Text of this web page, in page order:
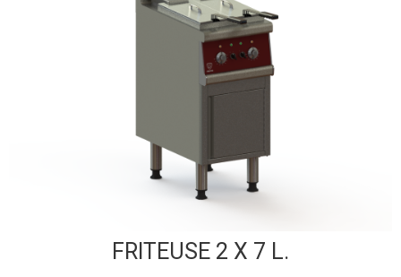
FRITEUSE 2 X 7 L.